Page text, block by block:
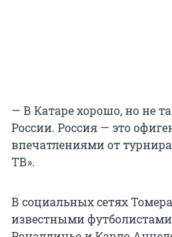
— В Катаре хорошо, но не
России. Россия — это
впечатлениями от
ТВ».
В социальных сетях
известными